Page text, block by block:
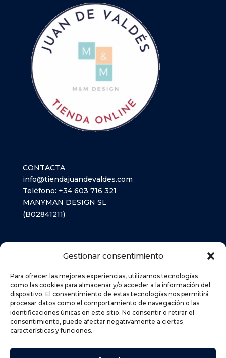
Gestionar consentimiento
Para ofrecer las mejores experiencias, utilizamos tecnologías
como las cookies para almacenar y/o acceder a la información del
dispositivo. El consentimiento de estas tecnologías nos permitirá
procesar datos como el comportamiento de navegación o las
identificaciones únicas en este sitio. No consentir o retirar el
consentimiento, puede afectar negativamente a ciertas
características y funciones.
CONTACTA
info@tiendajuandevaldes.com
Teléfono: +34 603 716 321
MANYMAN DESIGN SL
(B02841211)
AVISO LEGAL
POLÍTICA DE PRIVACIDAD
POLÍTICA DE COOKIES (UE)